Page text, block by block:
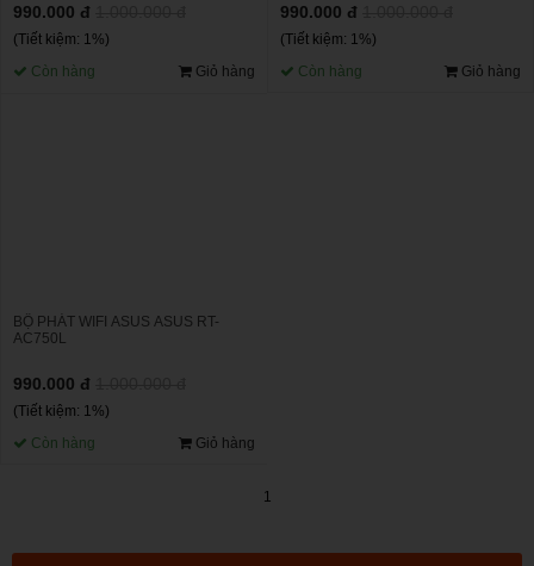
990.000 đ
(Tiết kiệm: 1%)
Còn hàng
Giỏ hàng
990.000 đ
(Tiết kiệm: 1%)
Còn hàng
Giỏ hàng
BỘ PHÁT WIFI ASUS ASUS RT-
AC750L
990.000 đ
(Tiết kiệm: 1%)
Còn hàng
Giỏ hàng
1